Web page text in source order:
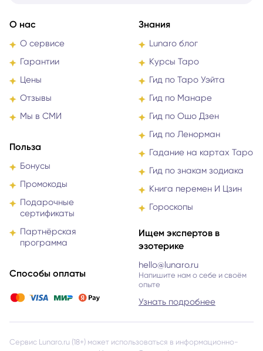
О нас
О сервисе
Гарантии
Цены
Отзывы
Мы в СМИ
Польза
Бонусы
Промокоды
Подарочные
сертификаты
Партнёрская
программа
Способы оплаты
Знания
Lunaro блог
Курсы Таро
Гид по Таро Уэйта
Гид по Манаре
Гид по Ошо Дзен
Гид по Ленорман
Гадание на картах Таро
Гид по знакам зодиака
Книга перемен И Цзин
Гороскопы
Ищем экспертов в
эзотерике
hello@lunaro.ru
Напишите нам о себе и своём
опыте
Узнать подробнее
Сервис Lunaro.ru (18+) может использоваться в информационно-